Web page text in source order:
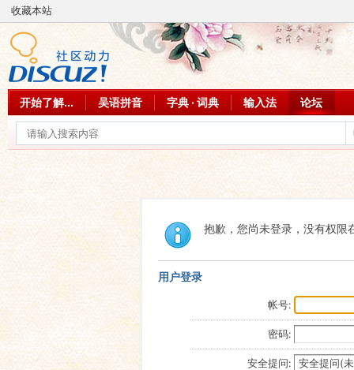
收藏本站
开始了解... 吴语拼音 字典 · 词典 输入法 论坛
抱歉，您尚未登录，没有权限
用户登录
帐号:
密码:
安全提问: